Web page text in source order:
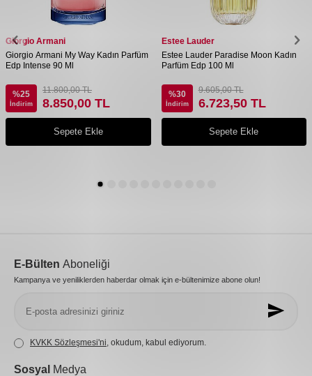
Giorgio Armani
Giorgio Armani My Way Kadın Parfüm
Edp Intense 90 Ml
%25
İndirim
11.800,00TL
8.850,00 TL
Sepete Ekle
Estee Lauder
Estee Lauder Paradise Moon Kadın
Parfüm Edp 100 Ml
%30
İndirim
9.605,00TL
6.723,50TL
Sepete Ekle
E-Bülten Aboneliği
Kampanya ve yeniliklerden haberdar olmak için e-bültenimize abone olun!
KVKK Sözleşmesi'ni , okudum, kabul ediyorum.
Sosyal Medya